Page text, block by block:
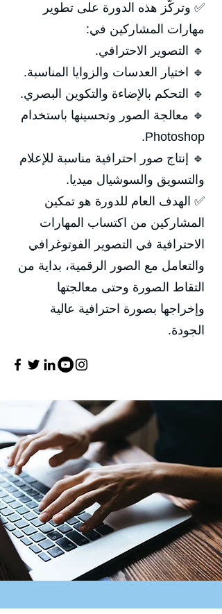
✅ وتركّز هذه الدورة على تطوير
مهارات المشاركين في:
🔹 التصوير الاحترافي.
🔹 اختيار العدسات والزوايا المناسبة.
🔹 التحكم بالإضاءة والتكوين البصري.
🔹 معالجة الصور وتحسينها باستخدام
Photoshop.
🔹 إنتاج صور احترافية مناسبة للإعلام
والتسويق والسوشيال ميديا.
✅ الهدف العام للدورة هو تمكين
المشاركين من اكتساب المهارات
الاحترافية في التصوير الفوتوغرافي
والتعامل مع الصور الرقمية، بداية من
التقاط الصورة وحتى معالجتها
وإخراجها بصورة احترافية عالية
الجودة.